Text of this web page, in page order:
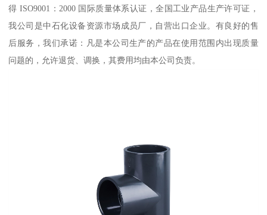
得 ISO9001：2000 国际质量体系认证，全国工业产品生产许可证，
我公司是中石化设备资源市场成员厂，自营出口企业。有良好的售
后服务，我们承诺：凡是本公司生产的产品在使用范围内出现质量
问题的，允许退货、调换，其费用均由本公司负责。